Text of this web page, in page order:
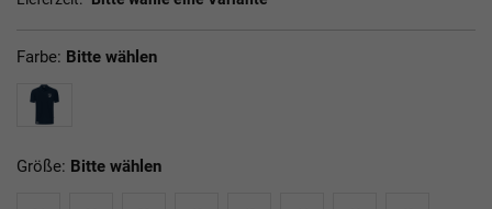
Farbe: Bitte wählen
Größe: Bitte wählen